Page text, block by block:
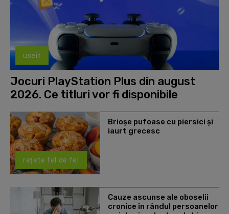
useit
Jocuri PlayStation Plus din august
2026. Ce titluri vor fi disponibile
rețete fel de fel
Brioșe pufoase cu piersici și
iaurt grecesc
Cauze ascunse ale oboselii
cronice în rândul persoanelor